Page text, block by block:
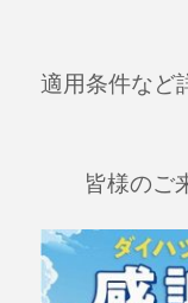
適用条件など
皆様のご